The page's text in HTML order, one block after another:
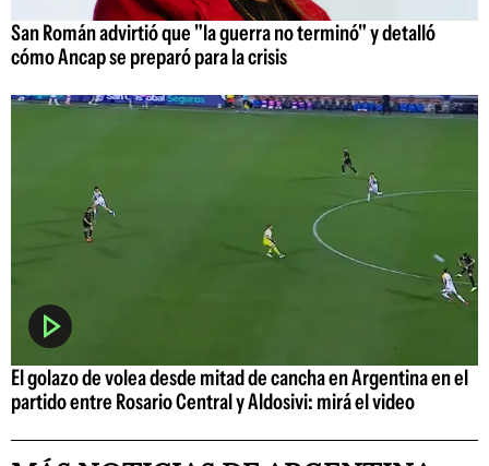
San Román advirtió que "la guerra no terminó" y detalló
cómo Ancap se preparó para la crisis
El golazo de volea desde mitad de cancha en Argentina en el
partido entre Rosario Central y Aldosivi: mirá el video